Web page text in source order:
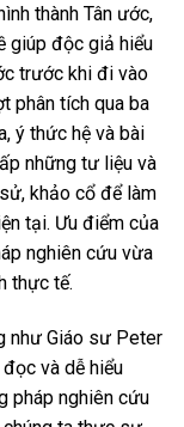
thành Tân ước,
giúp độc giả hiểu
trước khi đi vào
phân tích qua ba
ý thức hệ và bài
những tư liệu và
khảo cổ để làm
tại. Ưu điểm của
nghiên cứu vừa
thực tế.
như Giáo sư Peter
và dễ hiểu
pháp nghiên cứu